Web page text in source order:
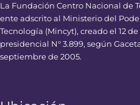
La Fundación Centro Nacional de
ente adscrito al Ministerio del
Tecnología (Mincyt), creado el 12
presidencial N° 3.899, según
septiembre de 2005.